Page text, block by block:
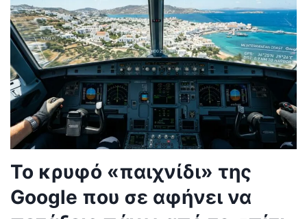
Το κρυφό «παιχνίδι» της
Google που σε αφήνει να